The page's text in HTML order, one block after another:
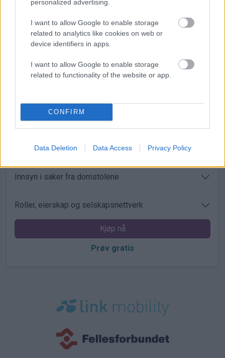
personalized advertising.
I want to allow Google to enable storage
related to analytics like cookies on web or
device identifiers in apps.
I want to allow Google to enable storage
related to functionality of the website or app.
CONFIRM
Data Deletion Data Access Privacy Policy
Betalingsanmerkninger og panteheftelser
AI-baserte analyser og risikovurderinger
Varslinger på viktige endringer
Oppdatert regnskapsinformasjon og nøkkeltall
Analyse av konkurrenter og markeder
Innsyn i saker fra domstolene
Roller, eierskap og selskapsnettverk
Kjøp nå
Prøv gratis